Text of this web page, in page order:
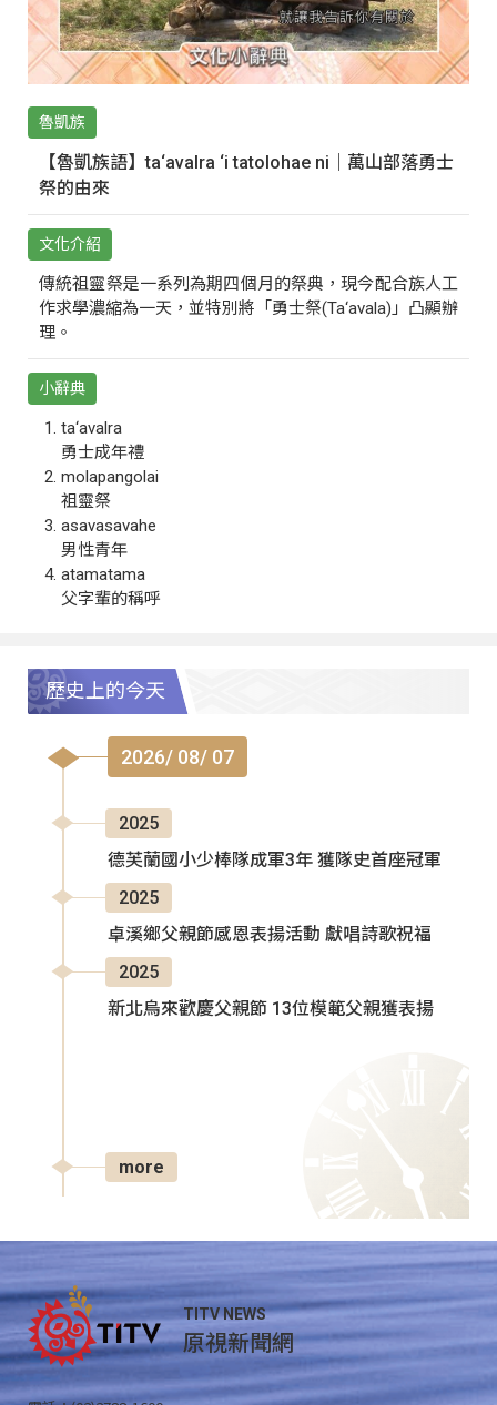
魯凱族
【魯凱族語】ta‘avalra ‘i tatolohae ni｜萬山部落勇士
祭的由來
文化介紹
傳統祖靈祭是一系列為期四個月的祭典，現今配合族人工
作求學濃縮為一天，並特別將「勇士祭(Ta‘avala)」凸顯辦
理。
小辭典
ta‘avalra
勇士成年禮
molapangolai
祖靈祭
asavasavahe
男性青年
atamatama
父字輩的稱呼
歷史上的今天
2026/ 08/ 07
2025
德芙蘭國小少棒隊成軍3年 獲隊史首座冠軍
2025
卓溪鄉父親節感恩表揚活動 獻唱詩歌祝福
2025
新北烏來歡慶父親節 13位模範父親獲表揚
more
TITV NEWS
原視新聞網